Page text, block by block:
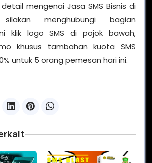
mengenai Jasa SMS Bisnis di
silakan menghubungi bagian
klik logo SMS di pojok bawah,
khusus tambahan kuota SMS
untuk 5 orang pemesan hari ini.